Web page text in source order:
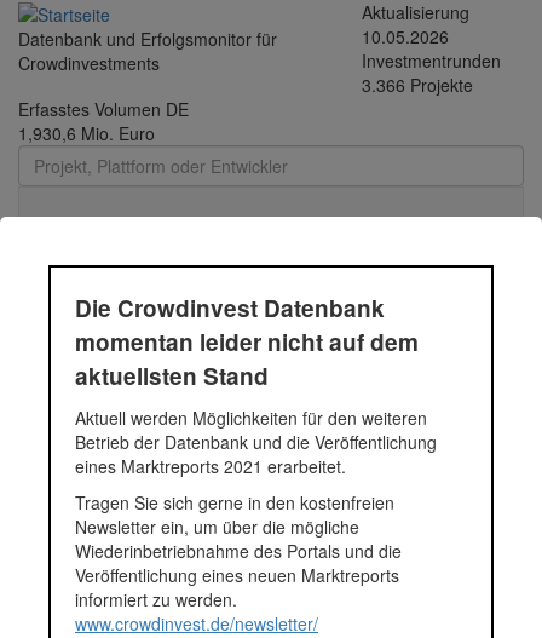
Direkt zum Inhalt
Datenbank und Erfolgsmonitor für
Crowdinvestments
Aktualisierung
10.05.2026
Investmentrunden
3.366 Projekte
Erfasstes Volumen DE
1,930,6 Mio. Euro
Toggle
218 kWp Solaranlage -
An Binh Printing
Auf den Dächern vier direkt zusammenhängender
einer Gesamtkapazität von 218 kWp installiert werden. Dadurch
werden einerseits die Stromkosten für An Binh Printing gesenkt
und andererseits über die Gesamtlebensdauer der Anlage 3.441
Tonnen CO2 eingespart. Die Anlage befindet sich bereits im Bau.
Fundingsumme
177.000 Euro
Die Crowdinvest Datenbank
momentan leider nicht auf dem
aktuellsten Stand
Aktuell werden Möglichkeiten für den weiteren
Betrieb der Datenbank und die Veröffentlichung
eines Marktreports 2021 erarbeitet.
Tragen Sie sich gerne in den kostenfreien
Newsletter ein, um über die mögliche
Wiederinbetriebnahme des Portals und die
Veröffentlichung eines neuen Marktreports
informiert zu werden.
www.crowdinvest.de/newsletter/